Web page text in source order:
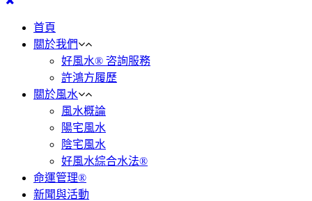
首頁
關於我們
好風水® 咨詢服務
許鴻方履歷
關於風水
風水概論
陽宅風水
陰宅風水
好風水綜合水法®
命運管理®
新聞與活動